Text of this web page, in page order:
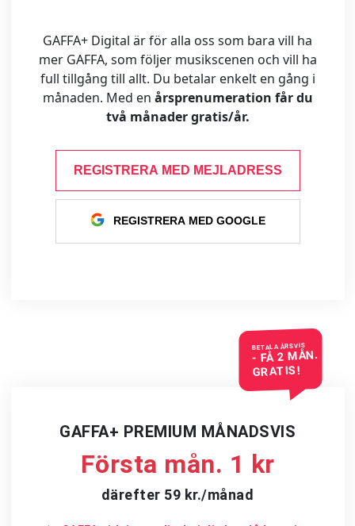
GAFFA+ Digital är för alla oss som bara vill ha
mer GAFFA, som följer musikscenen och vill ha
full tillgång till allt. Du betalar enkelt en gång i
månaden. Med en årsprenumeration får du
två månader gratis/år.
REGISTRERA MED MEJLADRESS
REGISTRERA MED GOOGLE
BETALA ÅRSVIS
- FÅ 2 MÅN.
GRATIS!
GAFFA+ PREMIUM MÅNADSVIS
Första mån. 1 kr
därefter 59 kr./månad